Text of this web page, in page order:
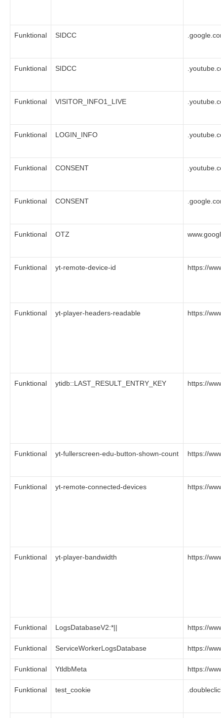
Funktional SIDCC
Funktional SIDCC
Funktional VISITOR_INFO1_LIVE
Funktional LOGIN_INFO
Funktional CONSENT
Funktional CONSENT
Funktional OTZ
Funktional yt-remote-device-id https://
Funktional yt-player-headers-readable https://
Funktional ytidb::LAST_RESULT_ENTRY_KEY https://
Funktional yt-fullerscreen-edu-button-shown-count https://
Funktional yt-remote-connected-devices https://
Funktional yt-player-bandwidth https://
Funktional LogsDatabaseV2:*|| https://
Funktional ServiceWorkerLogsDatabase https://
Funktional YtldbMeta https://
Funktional test_cookie